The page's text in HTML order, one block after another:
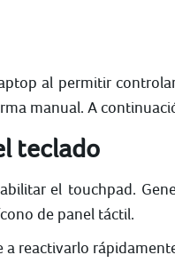
al permitir
manual. A
teclado
el touchpad.
de panel táctil.
a reactivarlo